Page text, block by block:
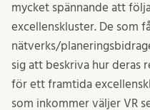
mycket spännande att
excellenskluster. De som
nätverks/
sig att beskriva hur deras
för ett framtida
som inkommer väljer VR